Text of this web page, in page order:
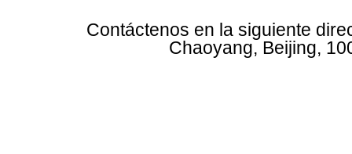
Contáctenos en la siguiente
Chaoyang, Beijing,